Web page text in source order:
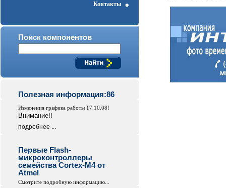
Контакты
Поиск компонентов
Полезная информация:86
Изменения графика работы 17.10.08!
Внимание!!
подробнее ...
Первые Flash-
микроконтроллеры
семейства Cortex-M4 от
Atmel
Смотрите подробную информацию...